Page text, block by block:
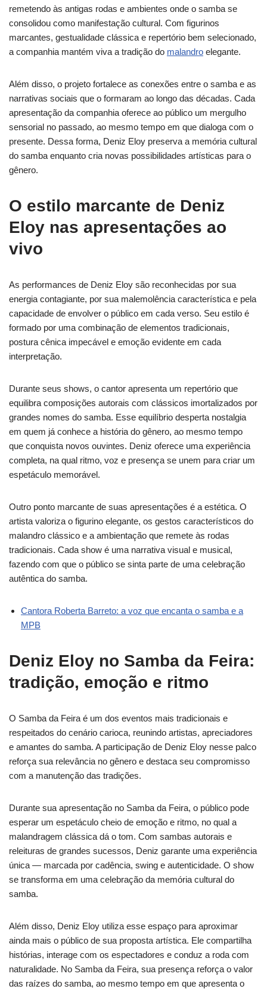
remetendo às antigas rodas e ambientes onde o samba se
consolidou como manifestação cultural. Com figurinos
marcantes, gestualidade clássica e repertório bem selecionado,
a companhia mantém viva a tradição do malandro elegante.
Além disso, o projeto fortalece as conexões entre o samba e as
narrativas sociais que o formaram ao longo das décadas. Cada
apresentação da companhia oferece ao público um mergulho
sensorial no passado, ao mesmo tempo em que dialoga com o
presente. Dessa forma, Deniz Eloy preserva a memória cultural
do samba enquanto cria novas possibilidades artísticas para o
gênero.
O estilo marcante de Deniz
Eloy nas apresentações ao
vivo
As performances de Deniz Eloy são reconhecidas por sua
energia contagiante, por sua malemolência característica e pela
capacidade de envolver o público em cada verso. Seu estilo é
formado por uma combinação de elementos tradicionais,
postura cênica impecável e emoção evidente em cada
interpretação.
Durante seus shows, o cantor apresenta um repertório que
equilibra composições autorais com clássicos imortalizados por
grandes nomes do samba. Esse equilíbrio desperta nostalgia
em quem já conhece a história do gênero, ao mesmo tempo
que conquista novos ouvintes. Deniz oferece uma experiência
completa, na qual ritmo, voz e presença se unem para criar um
espetáculo memorável.
Outro ponto marcante de suas apresentações é a estética. O
artista valoriza o figurino elegante, os gestos característicos do
malandro clássico e a ambientação que remete às rodas
tradicionais. Cada show é uma narrativa visual e musical,
fazendo com que o público se sinta parte de uma celebração
autêntica do samba.
Cantora Roberta Barreto: a voz que encanta o samba e a
MPB
Deniz Eloy no Samba da Feira:
tradição, emoção e ritmo
O Samba da Feira é um dos eventos mais tradicionais e
respeitados do cenário carioca, reunindo artistas, apreciadores
e amantes do samba. A participação de Deniz Eloy nesse palco
reforça sua relevância no gênero e destaca seu compromisso
com a manutenção das tradições.
Durante sua apresentação no Samba da Feira, o público pode
esperar um espetáculo cheio de emoção e ritmo, no qual a
malandragem clássica dá o tom. Com sambas autorais e
releituras de grandes sucessos, Deniz garante uma experiência
única — marcada por cadência, swing e autenticidade. O show
se transforma em uma celebração da memória cultural do
samba.
Além disso, Deniz Eloy utiliza esse espaço para aproximar
ainda mais o público de sua proposta artística. Ele compartilha
histórias, interage com os espectadores e conduz a roda com
naturalidade. No Samba da Feira, sua presença reforça o valor
das raízes do samba, ao mesmo tempo em que apresenta o